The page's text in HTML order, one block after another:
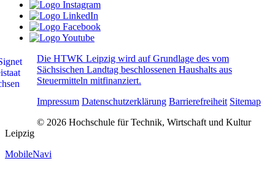
Die HTWK Leipzig wird auf Grundlage des vom
Sächsischen Landtag beschlossenen Haushalts aus
Steuermitteln mitfinanziert.
Impressum Datenschutzerklärung Barrierefreiheit Sitemap
© 2026 Hochschule für Technik, Wirtschaft und Kultur
Leipzig
MobileNavi